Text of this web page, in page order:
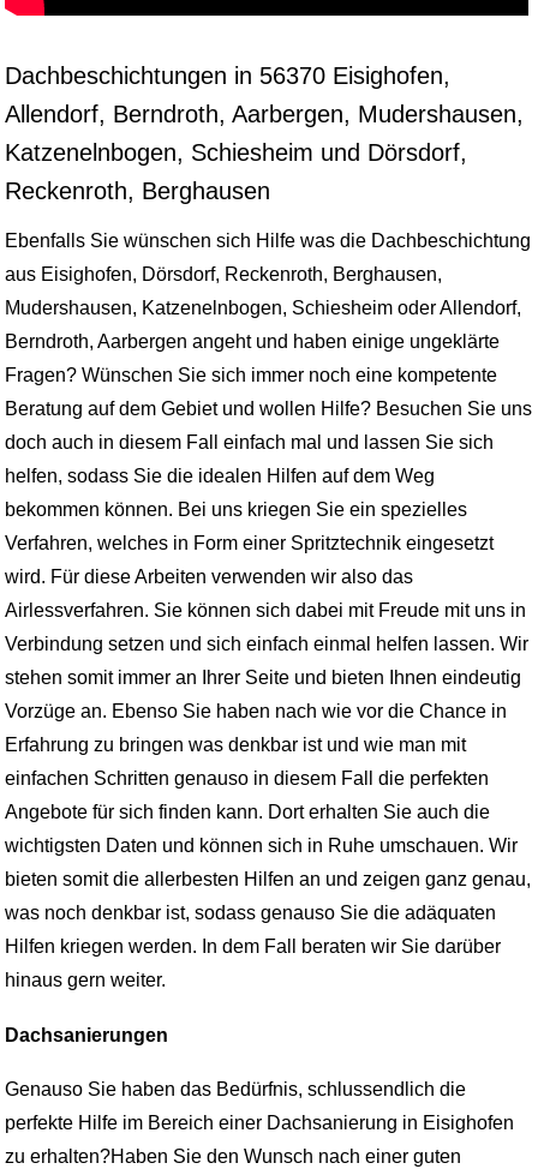
Dachbeschichtungen in 56370 Eisighofen,
Allendorf, Berndroth, Aarbergen, Mudershausen,
Katzenelnbogen, Schiesheim und Dörsdorf,
Reckenroth, Berghausen
Ebenfalls Sie wünschen sich Hilfe was die Dachbeschichtung
aus Eisighofen, Dörsdorf, Reckenroth, Berghausen,
Mudershausen, Katzenelnbogen, Schiesheim oder Allendorf,
Berndroth, Aarbergen angeht und haben einige ungeklärte
Fragen? Wünschen Sie sich immer noch eine kompetente
Beratung auf dem Gebiet und wollen Hilfe? Besuchen Sie uns
doch auch in diesem Fall einfach mal und lassen Sie sich
helfen, sodass Sie die idealen Hilfen auf dem Weg
bekommen können. Bei uns kriegen Sie ein spezielles
Verfahren, welches in Form einer Spritztechnik eingesetzt
wird. Für diese Arbeiten verwenden wir also das
Airlessverfahren. Sie können sich dabei mit Freude mit uns in
Verbindung setzen und sich einfach einmal helfen lassen. Wir
stehen somit immer an Ihrer Seite und bieten Ihnen eindeutig
Vorzüge an. Ebenso Sie haben nach wie vor die Chance in
Erfahrung zu bringen was denkbar ist und wie man mit
einfachen Schritten genauso in diesem Fall die perfekten
Angebote für sich finden kann. Dort erhalten Sie auch die
wichtigsten Daten und können sich in Ruhe umschauen. Wir
bieten somit die allerbesten Hilfen an und zeigen ganz genau,
was noch denkbar ist, sodass genauso Sie die adäquaten
Hilfen kriegen werden. In dem Fall beraten wir Sie darüber
hinaus gern weiter.
Dachsanierungen
Genauso Sie haben das Bedürfnis, schlussendlich die
perfekte Hilfe im Bereich einer Dachsanierung in Eisighofen
zu erhalten?Haben Sie den Wunsch nach einer guten